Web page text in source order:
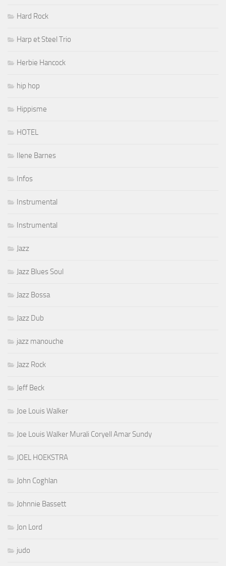
Hard Rock
Harp et Steel Trio
Herbie Hancock
hip hop
Hippisme
HOTEL
Ilene Barnes
Infos
Instrumental
Instrumental
Jazz
Jazz Blues Soul
Jazz Bossa
Jazz Dub
jazz manouche
Jazz Rock
Jeff Beck
Joe Louis Walker
Joe Louis Walker Murali Coryell Amar Sundy
JOEL HOEKSTRA
John Coghlan
Johnnie Bassett
Jon Lord
judo